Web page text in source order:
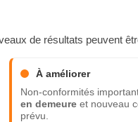
de résultats peuvent
À améliorer
Non-conformités
en demeureet nouveau
prévu.